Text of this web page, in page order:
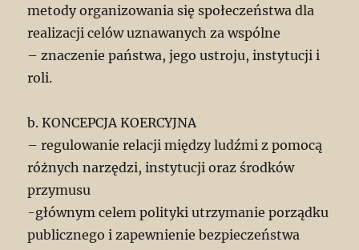
metody organizowania się społeczeństwa dla
realizacji celów uznawanych za wspólne
– znaczenie państwa, jego ustroju, instytucji i
roli.
b. KONCEPCJA KOERCYJNA
– regulowanie relacji między ludźmi z pomocą
różnych narzędzi, instytucji oraz środków
przymusu
-głównym celem polityki utrzymanie porządku
publicznego i zapewnienie bezpieczeństwa